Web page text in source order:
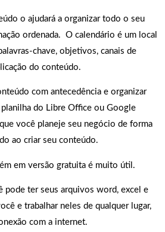
o ajudará a organizar todo o seu
ordenada. O calendário é um local
chave, objetivos, canais de
do conteúdo.
com antecedência e organizar
do Libre Office ou Google
você planeje seu negócio de forma
ao criar seu conteúdo.
em versão gratuita é muito útil.
pode ter seus arquivos word, excel e
e trabalhar neles de qualquer lugar,
com a internet.